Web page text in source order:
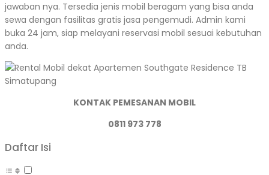
jawaban nya. Tersedia jenis mobil beragam yang bisa anda
sewa dengan fasilitas gratis jasa pengemudi. Admin kami
buka 24 jam, siap melayani reservasi mobil sesuai kebutuhan
anda.
KONTAK PEMESANAN MOBIL
0811 973 778
Daftar Isi